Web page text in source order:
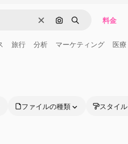
消去 画像で検索
検索 料金
旅行 分析 マーケティング 医療
ファイルの種類 スタイル